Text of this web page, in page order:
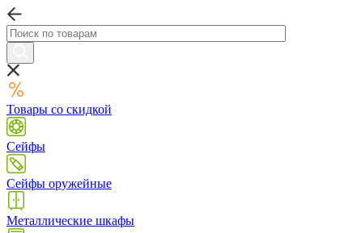
Товары со скидкой
Сейфы
Сейфы оружейные
Металлические шкафы